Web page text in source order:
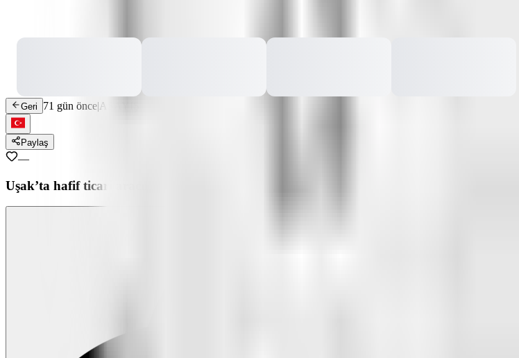
Geri 71 gün önce|ASAYİŞ
Paylaş
—
Uşak’ta hafif ticari aracın çarptığı 4 yaşındaki çocuk hayatını kaybetti